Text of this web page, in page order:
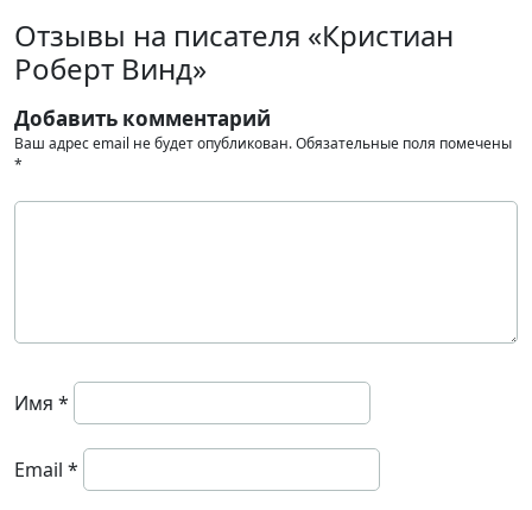
Отзывы на писателя «Кристиан
Роберт Винд»
Добавить комментарий
Ваш адрес email не будет опубликован.Обязательные поля помечены
*
Имя *
Email *